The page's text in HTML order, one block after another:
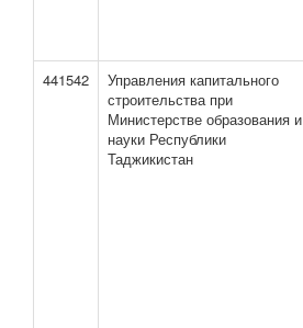
441542
Управления капитального
строительства при
Министерстве образования и
науки Республики
Таджикистан